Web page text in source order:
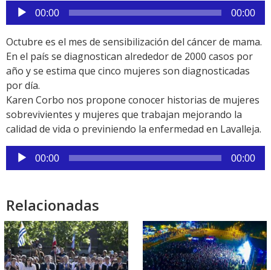
Reproductor
de
audio
00:00 00:00
Octubre es el mes de sensibilización del cáncer de mama.
En el país se diagnostican alrededor de 2000 casos por
año y se estima que cinco mujeres son diagnosticadas
por día.
Karen Corbo nos propone conocer historias de mujeres
sobrevivientes y mujeres que trabajan mejorando la
calidad de vida o previniendo la enfermedad en Lavalleja.
Reproductor
de
00:00 00:00
Relacionadas